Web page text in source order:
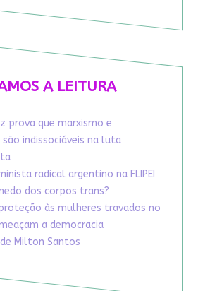
A LEITURA
prova que marxismo e
indissociáveis na luta
radical argentino na FLIPEI
dos corpos trans?
às mulheres travados no
a democracia
Milton Santos